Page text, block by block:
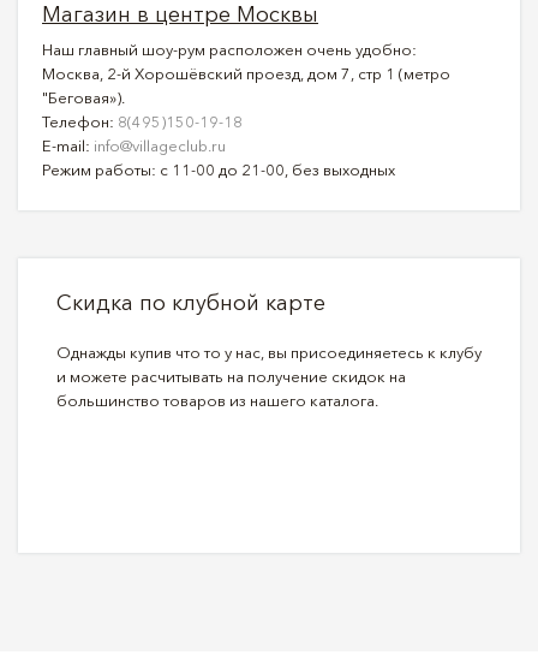
Магазин в центре Москвы
Наш главный шоу-рум расположен очень удобно:
Москва, 2-й Хорошёвский проезд, дом 7, стр 1 (метро
"Беговая»).
Телефон: 8(495)150-19-18
E-mail: info@villageclub.ru
Режим работы: с 11-00 до 21-00, без выходных
Скидка по клубной карте
Однажды купив что то у нас, вы присоединяетесь к клубу
и можете расчитывать на получение скидок на
большинство товаров из нашего каталога.